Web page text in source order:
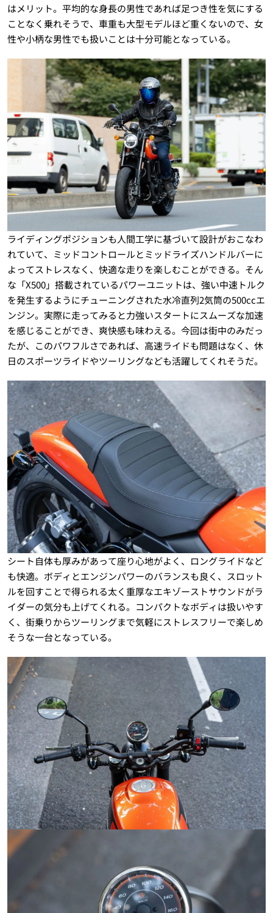
はメリット。平均的な身長の男性であれば足つき性を気にする
ことなく乗れそうで、車重も大型モデルほど重くないので、女
性や小柄な男性でも扱いことは十分可能となっている。
ライディングポジションも人間工学に基づいて設計がおこなわ
れていて、ミッドコントロールとミッドライズハンドルバーに
よってストレスなく、快適な走りを楽しむことができる。そん
な「X500」搭載されているパワーユニットは、強い中速トルク
を発生するようにチューニングされた水冷直列2気筒の500ccエ
ンジン。実際に走ってみると力強いスタートにスムーズな加速
を感じることができ、爽快感も味わえる。今回は街中のみだっ
たが、このパワフルさであれば、高速ライドも問題はなく、休
日のスポーツライドやツーリングなども活躍してくれそうだ。
シート自体も厚みがあって座り心地がよく、ロングライドなど
も快適。ボディとエンジンパワーのバランスも良く、スロット
ルを回すことで得られる太く重厚なエキゾーストサウンドがラ
イダーの気分も上げてくれる。コンパクトなボディは扱いやす
く、街乗りからツーリングまで気軽にストレスフリーで楽しめ
そうな一台となっている。